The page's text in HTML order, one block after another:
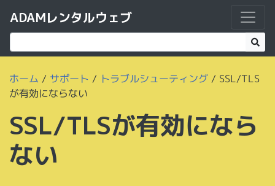
ADAMレンタルウェブ
ホーム / サポート / トラブルシューティング / SSL/TLS
が有効にならない
SSL/TLSが有効になら
ない